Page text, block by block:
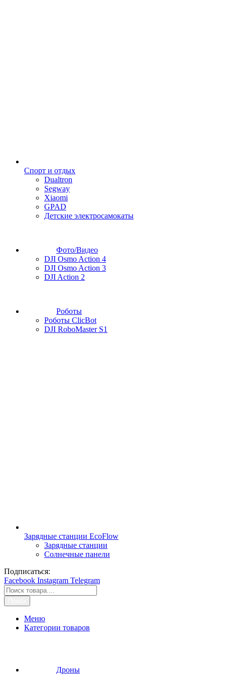
Спорт и отдых
Dualtron
Segway
Xiaomi
GPAD
Детские электросамокаты
Фото/Видео
DJI Osmo Action 4
DJI Osmo Action 3
DJI Action 2
Роботы
Роботы ClicBot
DJI RoboMaster S1
Зарядные станции EcoFlow
Зарядные станции
Солнечные панели
Подписаться:
Facebook Instagram Telegram
Меню
Категории товаров
Дроны